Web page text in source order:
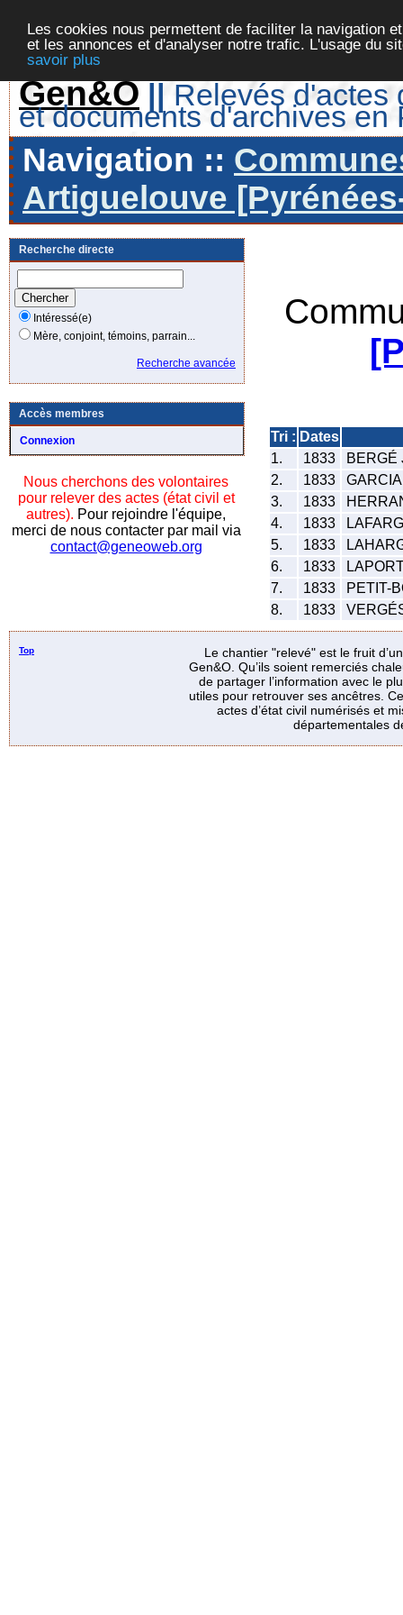
Les cookies nous permettent de faciliter la navigation
et les annonces et d'analyser notre trafic. L'usage du
savoir plus
Gen&O || Relevés d'actes
et documents d'archives en
Navigation ::
Artiguelouve
Recherche directe
Intéressé(e)
Mère, conjoint, témoins, parrain...
Recherche avancée
Accès membres
Connexion
Nous cherchons des volontaires
pour relever des actes (état civil et
autres). Pour rejoindre l'équipe,
merci de nous contacter par mail via
contact@geneoweb.org
Tri : Dates
1.
1833
BERGÉ
2.
1833
3.
1833
4.
1833
5.
1833
6.
1833
7.
1833
PETIT-
8.
1833
Top
Le chantier "relevé" est le fruit
Gen&O. Qu’ils soient remerciés
de partager l’information avec le
utiles pour retrouver ses ancêtres.
actes d’état civil numérisés et
départementales